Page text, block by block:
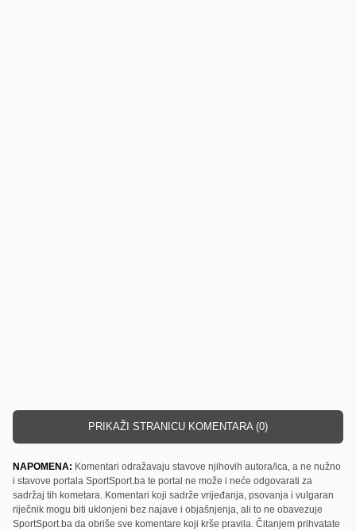
PRIKAŽI STRANICU KOMENTARA (0)
NAPOMENA: Komentari odražavaju stavove njihovih autora/ica, a ne nužno
i stavove portala SportSport.ba te portal ne može i neće odgovarati za
sadržaj tih kometara. Komentari koji sadrže vrijeđanja, psovanja i vulgaran
riječnik mogu biti uklonjeni bez najave i objašnjenja, ali to ne obavezuje
SportSport.ba da obriše sve komentare koji krše pravila. Čitanjem prihvatate